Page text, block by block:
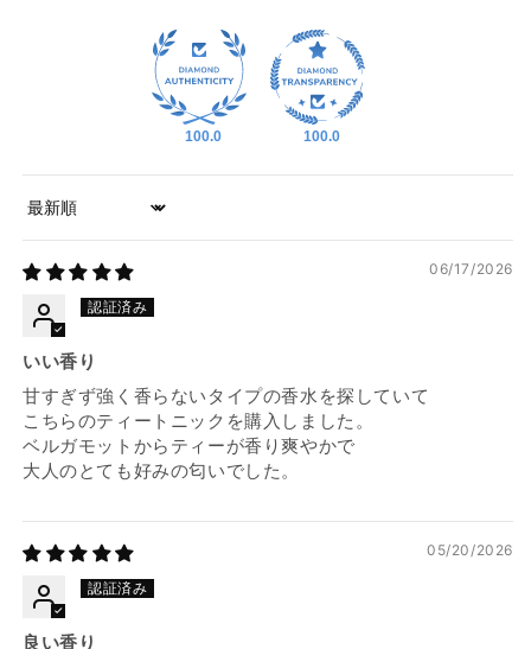
100.0 100.0
Sort by
06/17/2026
いい香り
甘すぎず強く香らないタイプの香水を探していて
こちらのティートニックを購入しました。
ベルガモットからティーが香り爽やかで
大人のとても好みの匂いでした。
05/20/2026
良い香り